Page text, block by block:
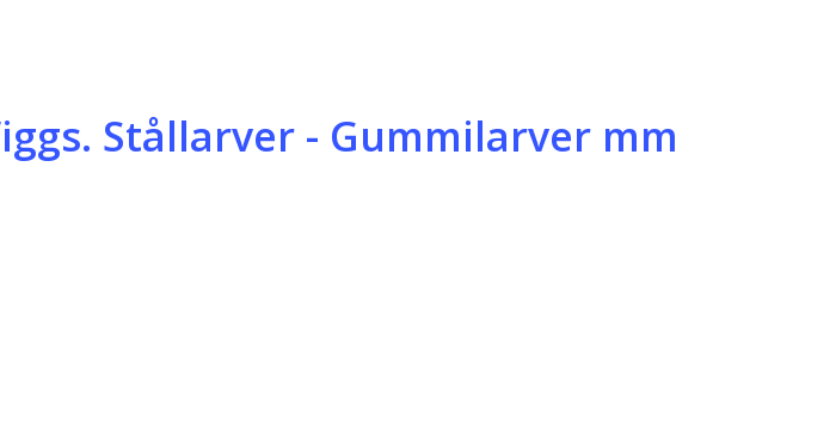
Stållarver - Gummilarver mm